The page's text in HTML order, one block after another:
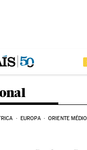
EUROPA ORIENTE MÉDIO